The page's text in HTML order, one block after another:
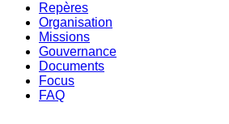
Repères
Organisation
Missions
Gouvernance
Documents
Focus
FAQ